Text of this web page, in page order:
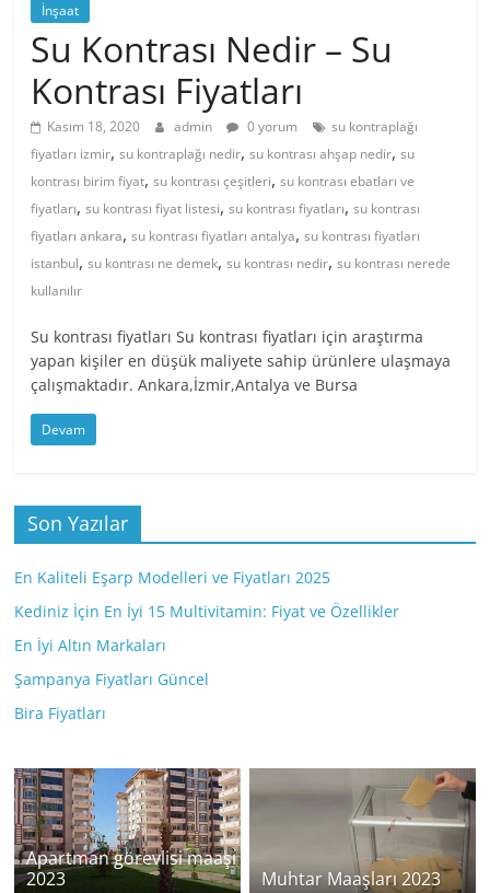
İnşaat
Su Kontrası Nedir – Su
Kontrası Fiyatları
Kasım 18, 2020 admin 0 yorum
su kontraplağı
fiyatları izmir,su kontraplağı nedir,su kontrası ahşap nedir,su
kontrası birim fiyat,su kontrası çeşitleri,su kontrası ebatları ve
fiyatları,su kontrası fiyat listesi,su kontrası fiyatları,su kontrası
fiyatları ankara,su kontrası fiyatları antalya,su kontrası fiyatları
istanbul,su kontrası ne demek,su kontrası nedir,su kontrası nerede
kullanılır
Su kontrası fiyatları Su kontrası fiyatları için araştırma
yapan kişiler en düşük maliyete sahip ürünlere ulaşmaya
çalışmaktadır. Ankara,İzmir,Antalya ve Bursa
Devam
Son Yazılar
En Kaliteli Eşarp Modelleri ve Fiyatları 2025
Kediniz İçin En İyi 15 Multivitamin: Fiyat ve Özellikler
En İyi Altın Markaları
Şampanya Fiyatları Güncel
Bira Fiyatları
Apartman görevlisi maaşı
2023
Muhtar Maaşları 2023